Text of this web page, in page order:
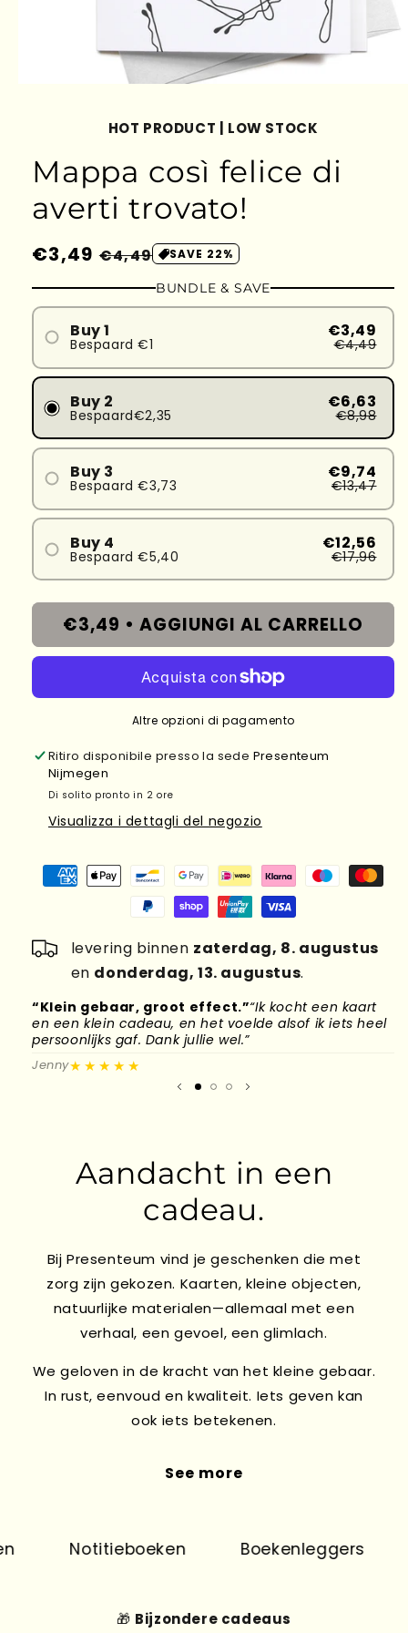
HOT PRODUCT | LOW STOCK
Mappa così felice di
averti trovato!
Prezzo
di
listino
€3,49 Prezzo
scontato
€4,49 SAVE 22%
BUNDLE & SAVE
Buy 1
Bespaard €1
€3,49
€4,49
Buy 2
Bespaard€2,35
€6,63
€8,98
Buy 3
Bespaard €3,73
€9,74
€13,47
Buy 4
Bespaard €5,40
€12,56
€17,96
€3,49 • AGGIUNGI AL CARRELLO
Altre opzioni di pagamento
Ritiro disponibile presso la sede Presenteum
Nijmegen
Di solito pronto in 2 ore
Visualizza i dettagli del negozio
levering binnen zaterdag, 8. augustus
en donderdag, 13. augustus.
“Klein gebaar, groot effect.”“Ik kocht een kaart
en een klein cadeau, en het voelde alsof ik iets heel
persoonlijks gaf. Dank jullie wel.”
Jenny★★★★★
Aandacht in een
cadeau.
Bij Presenteum vind je geschenken die met
zorg zijn gekozen. Kaarten, kleine objecten,
natuurlijke materialen—allemaal met een
verhaal, een gevoel, een glimlach.
We geloven in de kracht van het kleine gebaar.
In rust, eenvoud en kwaliteit. Iets geven kan
ook iets betekenen.
See more
Notitieboeken Boekenleggers
🎁 Bijzondere cadeaus